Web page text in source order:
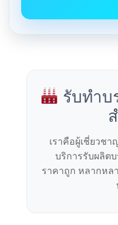
รับทำ
เราคือผู้เชี่ยวช
บริการรับผลิต
ราคาถูก หลากหล